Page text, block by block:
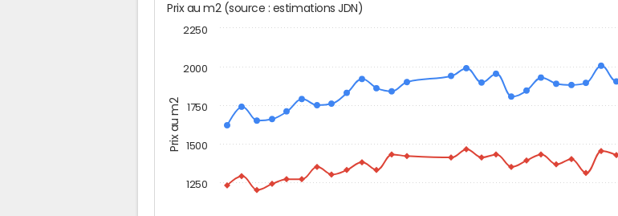
Prix au m2
Prix au m2 (source : estimations JDN)
1250
1500
1750
2000
2250